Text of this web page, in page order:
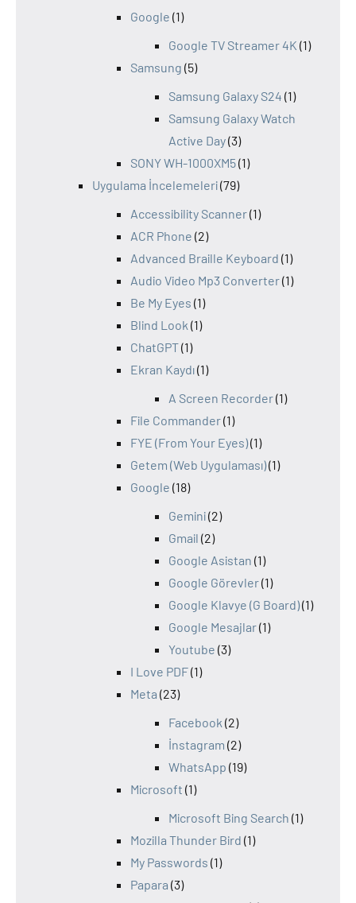
Google (1)
Google TV Streamer 4K (1)
Samsung (5)
Samsung Galaxy S24 (1)
Samsung Galaxy Watch
Active Day(3)
SONY WH-1000XM5(1)
Uygulama İncelemeleri(79)
Accessibility Scanner(1)
ACR Phone (2)
Advanced Braille Keyboard (1)
Audio Video Mp3 Converter(1)
Be My Eyes (1)
Blind Look (1)
ChatGPT(1)
Ekran Kaydı(1)
A Screen Recorder(1)
File Commander(1)
FYE (From Your Eyes)(1)
Getem (Web Uygulaması)(1)
Google (18)
Gemini(2)
Gmail (2)
Google Asistan (1)
Google Görevler(1)
Google Klavye (G Board)(1)
Google Mesajlar(1)
Youtube (3)
I Love PDF(1)
Meta (23)
Facebook (2)
İnstagram (2)
WhatsApp (19)
Microsoft (1)
Microsoft Bing Search (1)
Mozilla Thunder Bird (1)
My Passwords (1)
Papara (3)